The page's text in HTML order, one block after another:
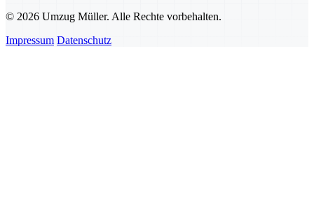
© 2026 Umzug Müller. Alle Rechte vorbehalten.
Impressum Datenschutz